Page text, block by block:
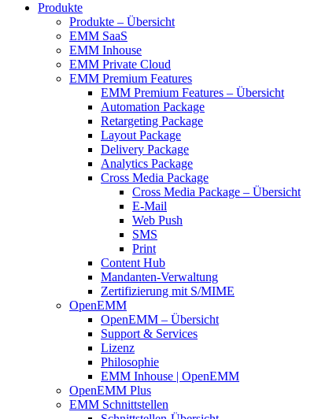
Produkte
Produkte – Übersicht
EMM SaaS
EMM Inhouse
EMM Private Cloud
EMM Premium Features
EMM Premium Features – Übersicht
Automation Package
Retargeting Package
Layout Package
Delivery Package
Analytics Package
Cross Media Package
Cross Media Package – Übersicht
E-Mail
Web Push
SMS
Print
Content Hub
Mandanten-Verwaltung
Zertifizierung mit S/MIME
OpenEMM
OpenEMM – Übersicht
Support & Services
Lizenz
Philosophie
EMM Inhouse | OpenEMM
OpenEMM Plus
EMM Schnittstellen